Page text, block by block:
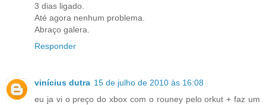
3 dias ligado.
Até agora nenhum problema.
Abraço galera.
Responder
vinícius dutra 15 de julho de 2010 às 16:08
eu ja vi o preço do xbox com o rouney pelo orkut + faz um